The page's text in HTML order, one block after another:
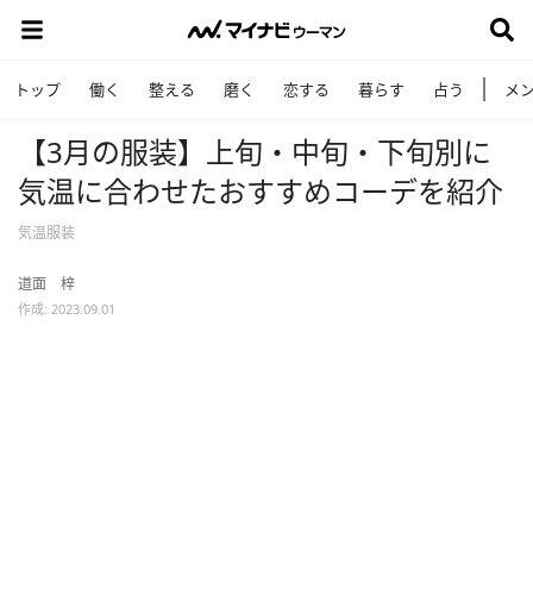
トップ 働く 整える 磨く 恋する 暮らす 占う メ
【3月の服装】上旬・中旬・下旬別に
気温に合わせたおすすめコーデを紹介
気温服装
道面 梓
作成: 2023.09.01